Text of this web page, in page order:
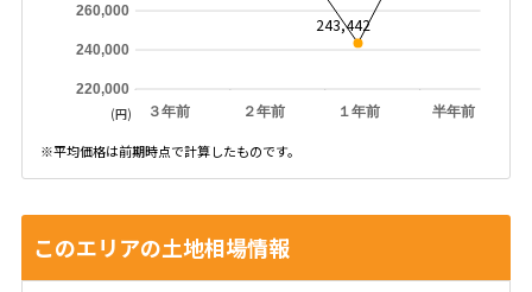
３年前 ２年前 １年前 半年前
220,000
240,000
260,000
243,442
(円)
※平均価格は前期時点で計算したものです。
このエリアの土地相場情報